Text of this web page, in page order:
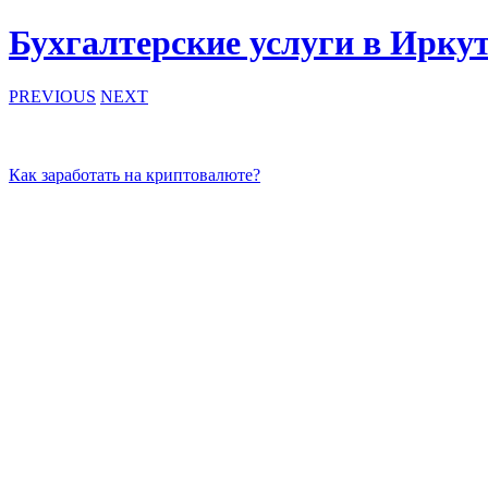
Бухгалтерские услуги в
PREVIOUS NEXT
Как заработать на криптовалюте?